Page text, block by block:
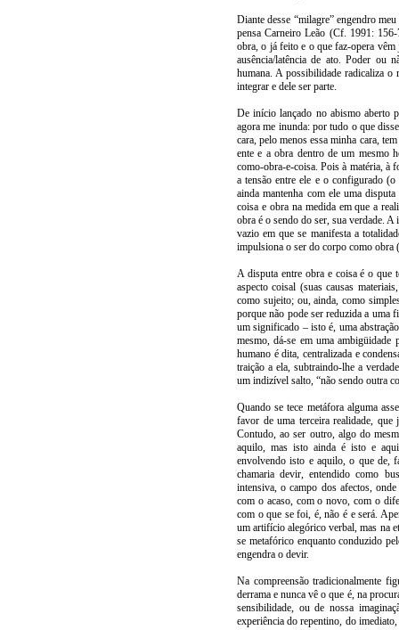
Diante desse “milagre” engendro
pensa Carneiro Leão (Cf. 1991:
obra, o já feito e o que faz-opera vêm
ausência/latência de ato. Poder ou
humana. A possibilidade radicaliza
integrar e dele ser parte.
De início lançado no abismo aberto
agora me inunda: por tudo o que
cara, pelo menos essa minha cara,
ente e a obra dentro de um mesmo
como-obra-e-coisa. Pois à matéria, à
a tensão entre ele e o configurado
ainda mantenha com ele uma
coisa e obra na medida em que a
obra é o sendo do ser, sua verdade.
vazio em que se manifesta a
impulsiona o ser do corpo como
A disputa entre obra e coisa é o que
aspecto coisal (suas causas
como sujeito; ou, ainda, como
porque não pode ser reduzida a uma
um significado – isto é, uma
mesmo, dá-se em uma
humano é dita, centralizada e
traição a ela, subtraindo-lhe a
um indizível salto, “não sendo outra
Quando se tece metáfora alguma
favor de uma terceira realidade,
Contudo, ao ser outro, algo do
aquilo, mas isto ainda é isto e
envolvendo isto e aquilo, o que de,
chamaria devir, entendido como
intensiva, o campo dos afectos,
com o acaso, com o novo, com o
com o que se foi, é, não é e será.
um artifício alegórico verbal, mas na
se metafórico enquanto conduzido
engendra o devir.
Na compreensão tradicionalmente
derrama e nunca vê o que é, na
sensibilidade, ou de nossa
experiência do repentino, do